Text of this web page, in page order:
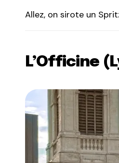
Allez, on sirote un
L’Officine